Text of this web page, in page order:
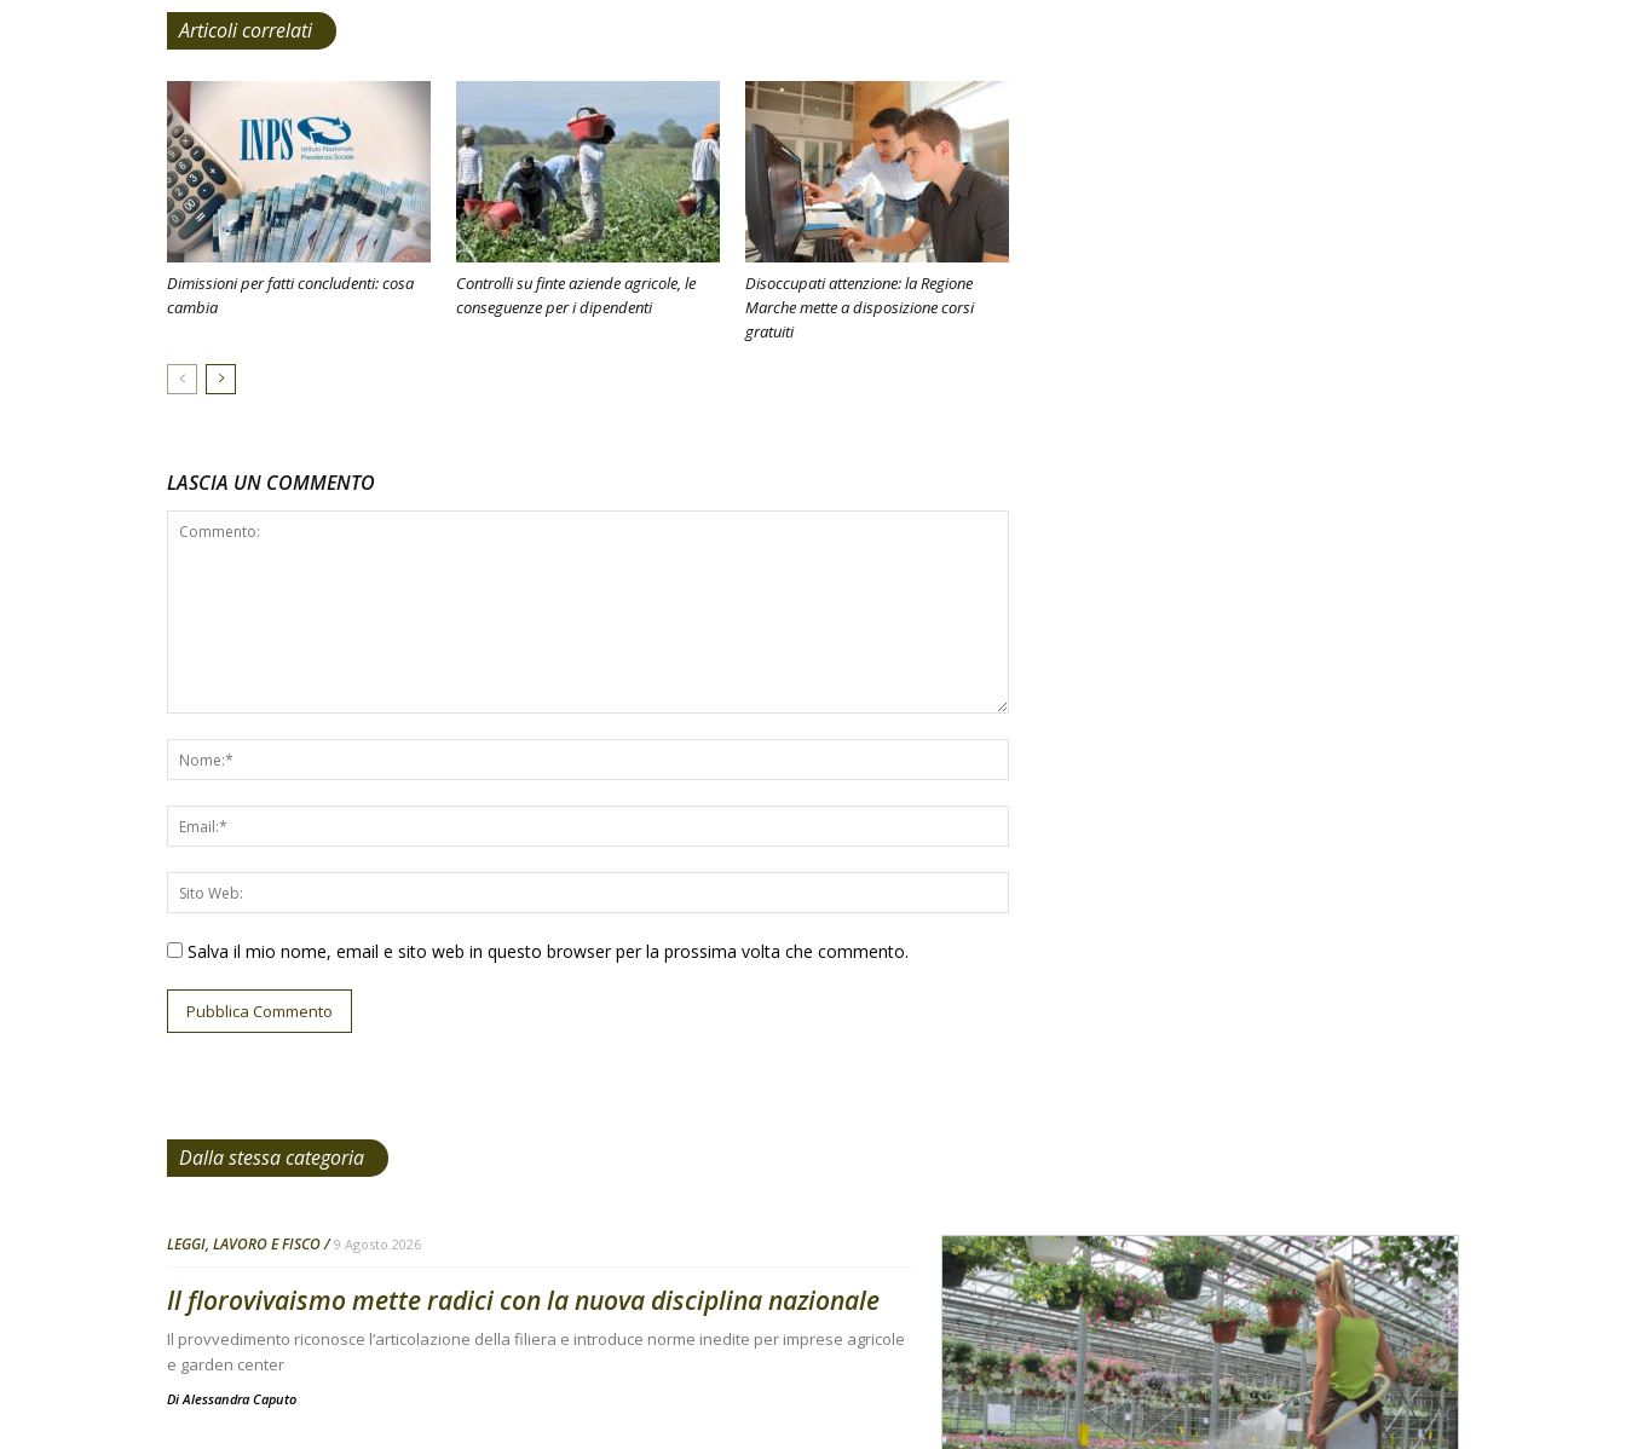
Articoli correlati
Dimissioni per fatti concludenti: cosa
cambia
Controlli su finte aziende agricole, le
conseguenze per i dipendenti
Disoccupati attenzione: la Regione
Marche mette a disposizione corsi
gratuiti
LASCIA UN COMMENTO
Salva il mio nome, email e sito web in questo browser per la prossima volta che commento.
Dalla stessa categoria
LEGGI, LAVORO E FISCO 9 Agosto 2026
Il florovivaismo mette radici con la nuova disciplina nazionale
Il provvedimento riconosce l’articolazione della filiera e introduce norme inedite per imprese agricole
e garden center
DiAlessandra Caputo